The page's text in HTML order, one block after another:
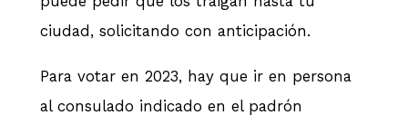
ciudad, solicitando con anticipación.
Para votar en 2023, hay que ir en persona
al consulado indicado en el padrón